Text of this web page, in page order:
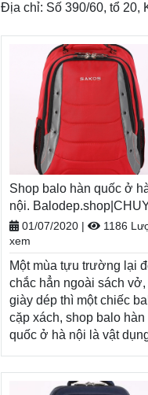
Địa chỉ: Số 390/60, tổ 20,
Shop balo hàn quốc ở
nội.
BALO-TÚI XÁCH–VALI
01/07/2020 |
1186
xem
Một mùa tựu trường lại
chắc hẳn ngoài sách vở,
giày dép thì một chiếc
cặp xách, shop balo hàn
quốc ở hà nội là vật
năng lượng cho một
học mới đầy tươi sáng.